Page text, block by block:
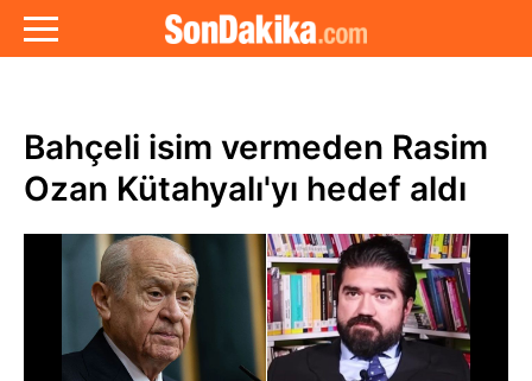
Bahçeli isim vermeden Rasim
Ozan Kütahyalı'yı hedef aldı